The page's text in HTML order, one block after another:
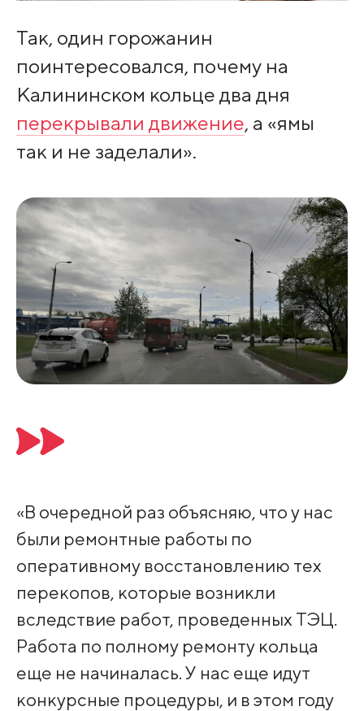
Так, один горожанин
поинтересовался, почему на
Калининском кольце два дня
перекрывали движение, а «ямы
так и не заделали».
«В очередной раз объясняю, что у нас
были ремонтные работы по
оперативному восстановлению тех
перекопов, которые возникли
вследствие работ, проведенных ТЭЦ.
Работа по полному ремонту кольца
еще не начиналась. У нас еще идут
конкурсные процедуры, и в этом году